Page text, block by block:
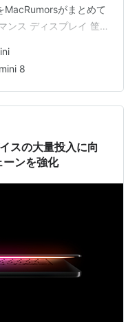
MacRumorsがまとめて
ンス ディスプレイ 筐
8
スの大量投入に向
ーンを強化